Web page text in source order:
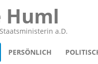
Huml
a.D.
PERSÖNLICH